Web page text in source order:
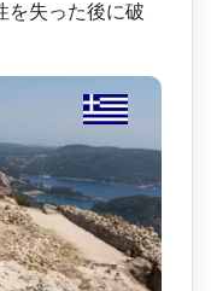
を失った後に破